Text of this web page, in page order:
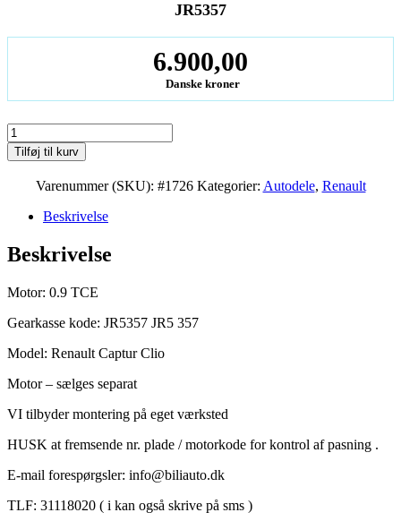
JR5357
6.900,00
Danske kroner
Renault
Captur
/
manuel
gearkasse
kod:
antal
Tilføj til kurv
Varenummer (SKU): #1726 Kategorier: Autodele, Renault
Beskrivelse
Beskrivelse
Motor: 0.9 TCE
Gearkasse kode: JR5357 JR5 357
Model: Renault Captur Clio
Motor – sælges separat
VI tilbyder montering på eget værksted
HUSK at fremsende nr. plade / motorkode for kontrol af pasning .
E-mail forespørgsler: info@biliauto.dk
TLF: 31118020 ( i kan også skrive på sms )